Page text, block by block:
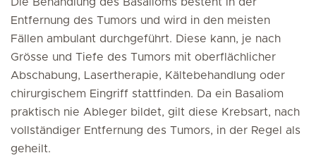
Entfernung des Tumors und wird in den meisten
Fällen ambulant durchgeführt. Diese kann, je nach
Grösse und Tiefe des Tumors mit oberflächlicher
Abschabung, Lasertherapie, Kältebehandlung oder
chirurgischem Eingriff stattfinden. Da ein Basaliom
praktisch nie Ableger bildet, gilt diese Krebsart, nach
vollständiger Entfernung des Tumors, in der Regel als
geheilt.